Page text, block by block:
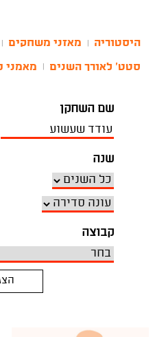
היסטוריה מאזני משחקים
סטט' לאורך השנים מאמני
שם השחקן
שנה
קבוצה